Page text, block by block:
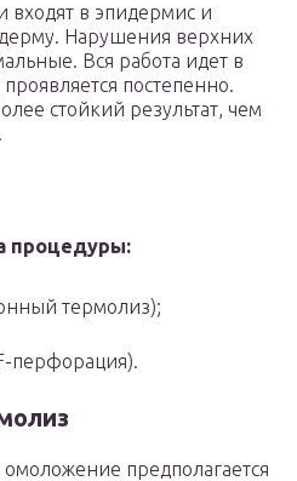
входят в эпидермис и
Нарушения верхних
Вся работа идет в
постепенно.
стойкий результат, чем
процедуры:
термолиз);
перфорация).
предполагается